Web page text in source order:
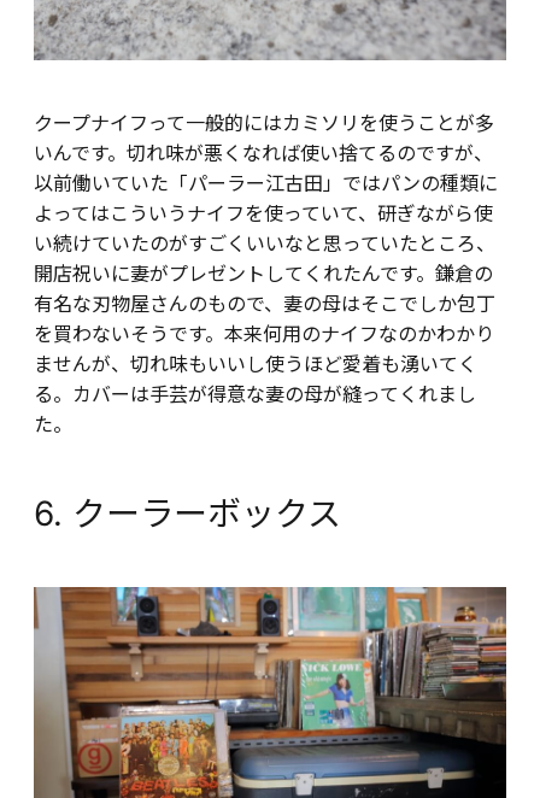
クープナイフって一般的にはカミソリを使うことが多
いんです。切れ味が悪くなれば使い捨てるのですが、
以前働いていた「パーラー江古田」ではパンの種類に
よってはこういうナイフを使っていて、研ぎながら使
い続けていたのがすごくいいなと思っていたところ、
開店祝いに妻がプレゼントしてくれたんです。鎌倉の
有名な刃物屋さんのもので、妻の母はそこでしか包丁
を買わないそうです。本来何用のナイフなのかわかり
ませんが、切れ味もいいし使うほど愛着も湧いてく
る。カバーは手芸が得意な妻の母が縫ってくれまし
た。
6. クーラーボックス